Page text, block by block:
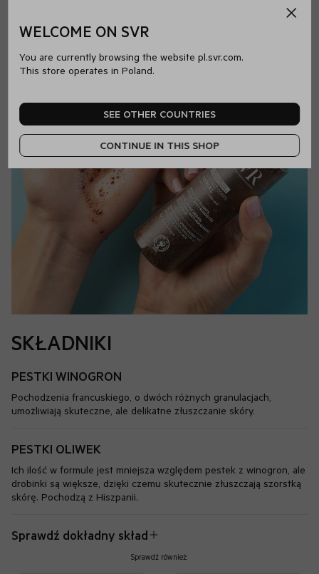
WELCOME ON SVR
You are currently browsing the website pl.svr.com.
This store operates in Poland.
CONTINUE IN THIS SHOP
SEE OTHER COUNTRIES
SKŁADNIKI
PESTKI WINOGRON
Pochodzenia francuskiego, o dwóch różnych granulacjach,
umożliwiają skuteczne, ale delikatne złuszczanie skóry.
PESTKI OLIWEK
Ich ilość w formule jest mniejsza względem pestek z winogron, ale
drobinki są większe, dzięki czemu skutecznie złuszczają szorstką
skórę. Pochodzą z Hiszpanii.
Sprawdź dokładny skład
Sprawdź również: